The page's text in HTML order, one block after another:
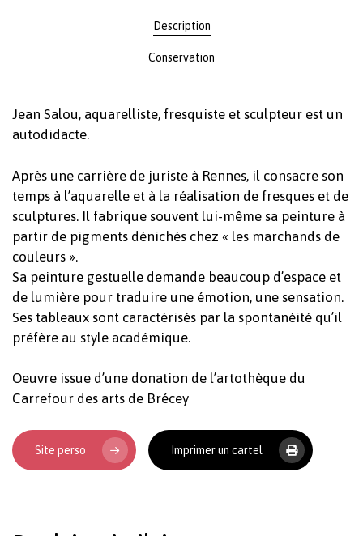
Votre panier est vide.
Description
Conservation
Jean Salou, aquarelliste, fresquiste et sculpteur est un
autodidacte.
Après une carrière de juriste à Rennes, il consacre son
temps à l’aquarelle et à la réalisation de fresques et de
sculptures. Il fabrique souvent lui-même sa peinture à
partir de pigments dénichés chez « les marchands de
couleurs ».
Sa peinture gestuelle demande beaucoup d’espace et
de lumière pour traduire une émotion, une sensation.
Ses tableaux sont caractérisés par la spontanéité qu’il
préfère au style académique.
Oeuvre issue d’une donation de l’artothèque du
Carrefour des arts de Brécey
Site perso Imprimer un cartel